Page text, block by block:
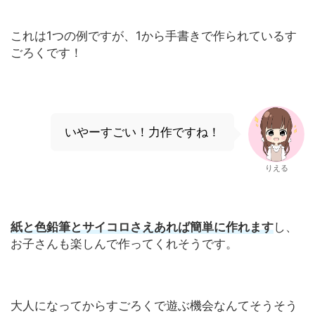
これは1つの例ですが、1から手書きで作られているす
ごろくです！
いやーすごい！力作ですね！
りえる
紙と色鉛筆とサイコロさえあれば簡単に作れますし、
お子さんも楽しんで作ってくれそうです。
大人になってからすごろくで遊ぶ機会なんてそうそう